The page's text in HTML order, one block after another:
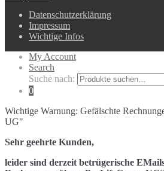
Datenschutzerklärung
Impressum
Wichtige Infos
My Account
Search
Suche nach:
0
Wichtige Warnung: Gefälschte
UG"
Sehr geehrte Kunden,
leider sind derzeit betrügerische